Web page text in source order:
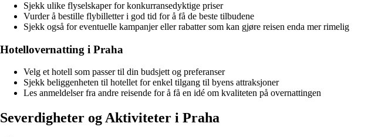
Sjekk ulike flyselskaper for konkurransedyktige priser
Vurder å bestille flybilletter i god tid for å få de beste tilbudene
Sjekk også for eventuelle kampanjer eller rabatter som kan gjøre reisen enda mer rimelig
Hotellovernatting i Praha
Velg et hotell som passer til din budsjett og preferanser
Sjekk beliggenheten til hotellet for enkel tilgang til byens attraksjoner
Les anmeldelser fra andre reisende for å få en idé om kvaliteten på overnattingen
Severdigheter og Aktiviteter i Praha